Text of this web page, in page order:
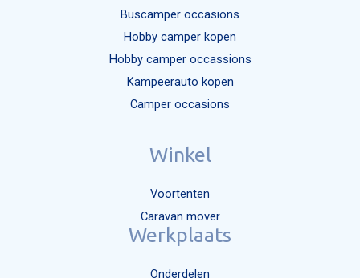
Buscamper occasions
Hobby camper kopen
Hobby camper occassions
Kampeerauto kopen
Camper occasions
Winkel
Voortenten
Caravan mover
Werkplaats
Onderdelen